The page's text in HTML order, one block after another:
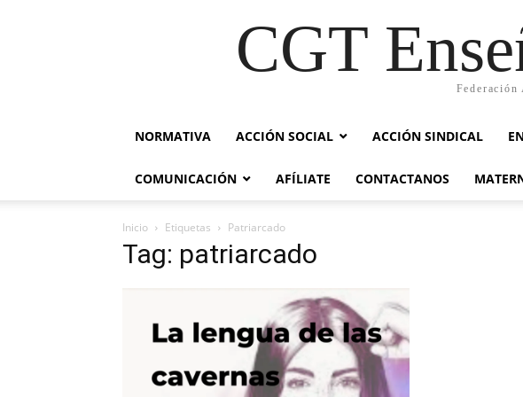
CGT
Federación
NORMATIVA ACCIÓN SOCIAL ACCIÓN SINDICAL
COMUNICACIÓN AFÍLIATE CONTACTANOS
Inicio Etiquetas Patriarcado
Tag: patriarcado